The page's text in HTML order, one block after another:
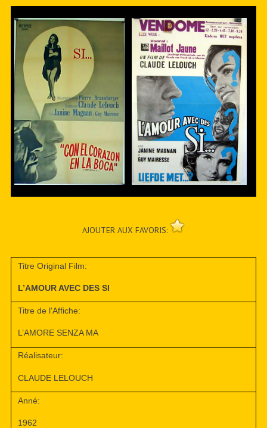
AJOUTER AUX FAVORIS:
Titre Original Film:
L’AMOUR AVEC DES SI
Titre de l'Affiche:
L’AMORE SENZA MA
Réalisateur:
CLAUDE LELOUCH
Anné:
1962